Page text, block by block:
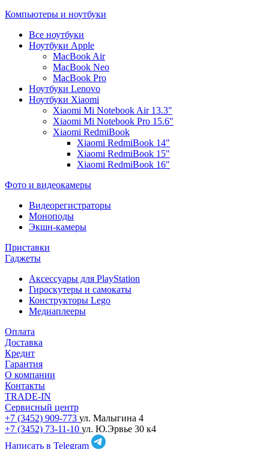
Компьютеры и ноутбуки
Все ноутбуки
Ноутбуки Apple
MacBook Air
MacBook Neo
MacBook Pro
Ноутбуки Lenovo
Ноутбуки Xiaomi
Xiaomi Mi Notebook Air 13.3"
Xiaomi Mi Notebook Pro 15.6"
Xiaomi RedmiBook
Xiaomi RedmiBook 14"
Xiaomi RedmiBook 15"
Xiaomi RedmiBook 16"
Фото и видеокамеры
Видеорегистраторы
Моноподы
Экшн-камеры
Приставки
Гаджеты
Аксессуары для PlayStation
Гироскутеры и самокаты
Конструкторы Lego
Медиаплееры
Оплата
Доставка
Кредит
Гарантия
О компании
Контакты
TRADE-IN
Сервисный центр
+7 (3452) 909-773 ул. Малыгина 4
+7 (3452) 73-11-10 ул. Ю.Эрвье 30 к4
Написать в Telegram